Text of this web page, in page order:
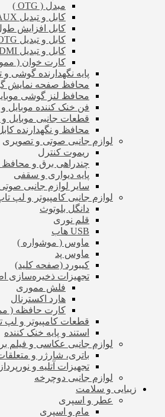
مبدل ( OTG )
کابل و تبدیل AUX
کابل افزایش
کابل و تبدیل OTG
کابل و تبدیل HDMI
کارت خوان (
پایه نگهدارنده گوشی و
محافظ صفحه نمایش
محافظ لنز گوشی
فن خنک کننده موبایل و
قطعات جانبی موبایل و
محافظ و نگهدارنده
لوازم جانبی صوتی و تصویری
ریموت کنترل
چندراهی برق و محافظ
پایه دیواری و سقفی
سایر لوازم جانبی
لوازم جانبی کامپیوتر و لپ
دانگل بلوتوث
قلم نوری
USB هاب
ماوس ( موشواره )
ماوس پد
کیبورد (صفحه کلید)
تجهیزات ذخیره‌سازی
فلش مموری
هارد اکسترنال
کارت حافظه (
قطعات کامپیوتر و لپ
استند و پایه خنک کننده
لوازم جانبی عکاسی و فیلم
باتری، شارژر و
تجهیزات آتلیه و
لوازم جانبی دوچرخه
زیبایی و سلامت
عطر و اسپری
مام و اسپری